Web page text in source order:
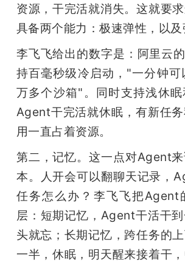
资源，干完活就消失。这就要
具备两个能力：极速弹性，以及
李飞飞给出的数字是：阿里云
持百毫秒级冷启动，"一分钟可
万多个沙箱"。同时支持浅休眠
Agent干完活就休眠，有新任
用一直占着资源。
第二，记忆。这一点对Agent
本。人开会可以翻聊天记录，
任务怎么办？李飞飞把Agent
层：短期记忆，Agent干活干
头就忘；长期记忆，跨任务的
一半，休眠，明天醒来接着干